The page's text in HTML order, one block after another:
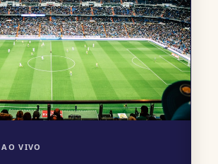
VIVO